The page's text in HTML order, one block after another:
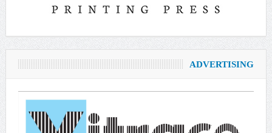
ADVERTISING